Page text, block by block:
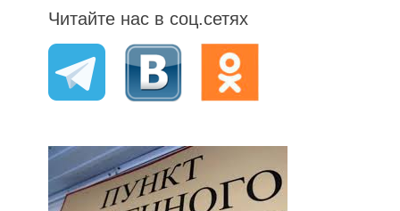
Читайте нас в соц.сетях